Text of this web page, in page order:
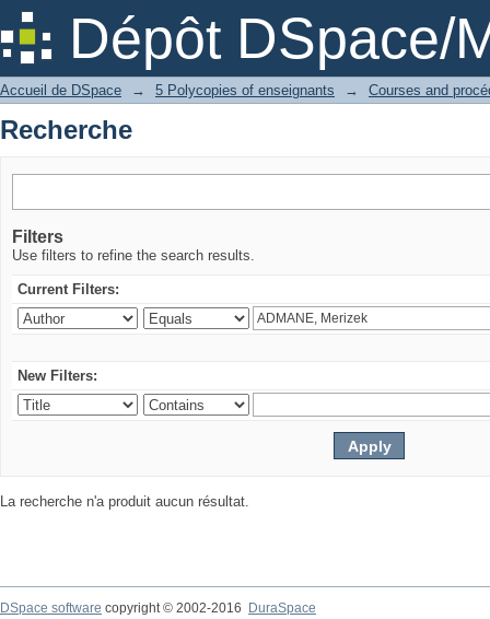
Dépôt DSpace/
Recherche
Accueil de DSpace → 5 Polycopies of enseignants →
Recherche
Filters
Use filters to refine the search results.
Current Filters:
New Filters:
La recherche n'a produit aucun résultat.
DSpace software copyright © 2002-2016
DuraSpace